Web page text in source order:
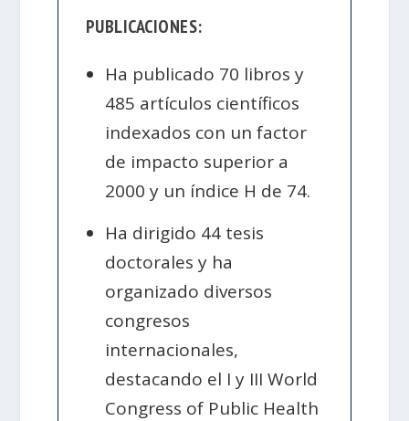
PUBLICACIONES:
Ha publicado 70 libros y
485 artículos científicos
indexados con un factor
de impacto superior a
2000 y un índice H de 74.
Ha dirigido 44 tesis
doctorales y ha
organizado diversos
congresos
internacionales,
destacando el I y III World
Congress of Public Health